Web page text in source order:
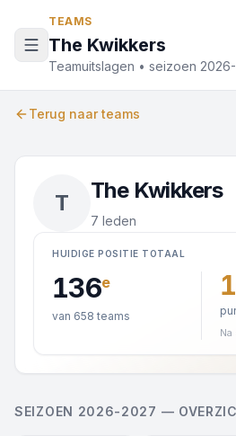
TEAMS
The Kwikkers
Teamuitslagen • seizoen
Terug naar teams
T The Kwikkers
7 leden
HUIDIGE POSITIE TOTAAL
136e
van 658 teams
Na
SEIZOEN 2026-2027 —